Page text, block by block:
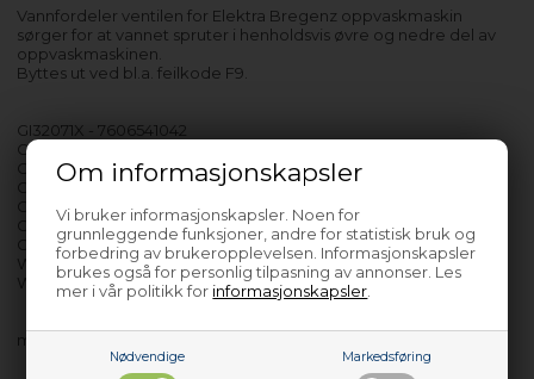
Om informasjonskapsler
Vi bruker informasjonskapsler. Noen for
grunnleggende funksjoner, andre for statistisk bruk og
forbedring av brukeropplevelsen. Informasjonskapsler
brukes også for personlig tilpasning av annonser. Les
mer i vår politikk for informasjonskapsler
Nødvendige Markedsføring
Vannfordeler ventilen for Elektra Bregenz oppvaskmaskin
sørger for at vannet spruter i henholdsvis øvre og nedre del av
oppvaskmaskinen.
Byttes ut ved bl.a. feilkode F9.
GI32071X - 7606541042
GI34381X - 7699551042
GIS34081X - 7610141045
GIV14285XL - 7698481071
GIV54380X - 7605151042
GIVS14081 - 7605341045
GS3410A92471 - 7617741042
WEE1720WX - 7990011810
WEE1721C - 7990111830
med flere…